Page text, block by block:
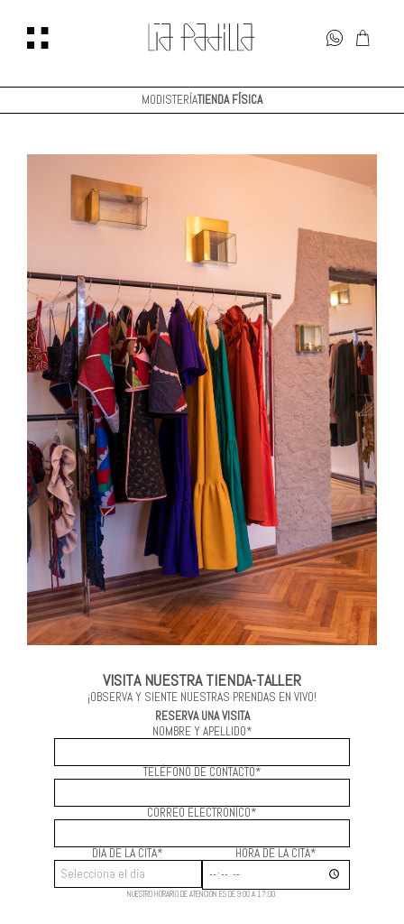
MODISTERÍATIENDA FÍSICA
VISITA NUESTRA TIENDA-TALLER
¡OBSERVA Y SIENTE NUESTRAS PRENDAS EN VIVO!
RESERVA UNA VISITA
NOMBRE Y APELLIDO*
TELÉFONO DE CONTACTO*
CORREO ELECTRÓNICO*
DÍA DE LA CITA* HORA DE LA CITA*
NUESTRO HORARIO DE ATENCIÓN ES DE 9:00 A 17:00.